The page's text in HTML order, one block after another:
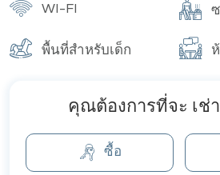
WI-FI
พื้นที่สำหรับเด็ก
คุณต้องการที่จะ เช่
ซื้อ